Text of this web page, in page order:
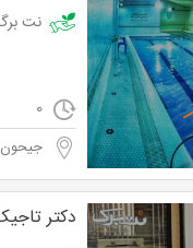
نت برگ
0
جیحون
دکتر